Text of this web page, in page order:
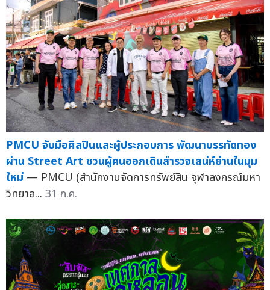
PMCU จับมือศิลปินและผู้ประกอบการ พัฒนาบรรทัดทอง
ผ่าน Street Art ชวนผู้คนออกเดินสำรวจเสน่ห์ย่านในมุม
ใหม่ — PMCU (สำนักงานจัดการทรัพย์สิน จุฬาลงกรณ์มหา
วิทยาล... 31 ก.ค.